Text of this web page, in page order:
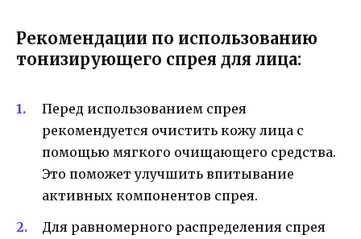
Рекомендации по использованию
тонизирующего спрея для лица:
Перед использованием спрея
рекомендуется очистить кожу лица с
помощью мягкого очищающего средства.
Это поможет улучшить впитывание
активных компонентов спрея.
Для равномерного распределения спрея